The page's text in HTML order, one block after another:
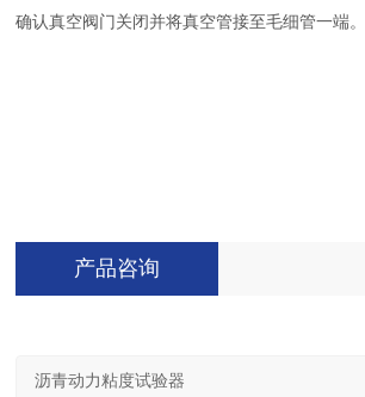
确认真空阀门关闭并将真空管接至毛细管一端。
产品咨询